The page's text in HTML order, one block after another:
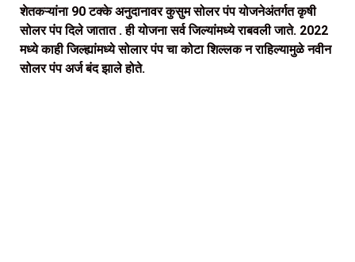
शेतकऱ्यांना 90 टक्के अनुदानावर कुसुम सोलर पंप योजनेअंतर्गत कृषी
सोलर पंप दिले जातात . ही योजना सर्व जिल्यांमध्ये राबवली जाते. 2022
मध्ये काही जिल्ह्यांमध्ये सोलार पंप चा कोटा शिल्लक न राहिल्यामुळे नवीन
सोलर पंप अर्ज बंद झाले होते.